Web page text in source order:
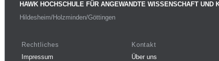
HAWK HOCHSCHULE FÜR ANGEWANDTE WISSENSCHAFT UND
Hildesheim/Holzminden/Göttingen
Rechtliches
Impressum
Kontakt
Über uns